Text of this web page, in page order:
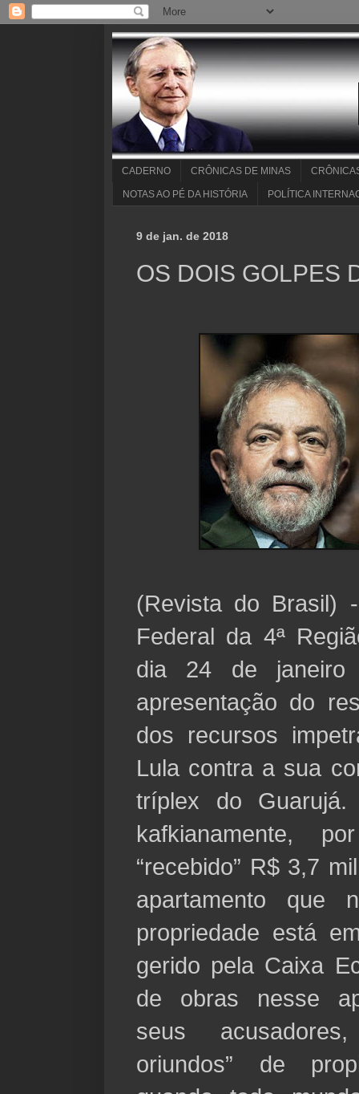
CADERNO CRÔNICAS DE MINAS
NOTAS AO PÉ DA HISTÓRIA POLÍTICA
9 de jan. de 2018
OS DOIS GOLPES
(Revista do Brasil)
Federal da 4ª
dia 24 de
apresentação do
dos recursos
Lula contra a sua
tríplex do
kafkianamente,
“recebido” R$ 3,7
apartamento
propriedade está
gerido pela Caixa
de obras nesse
seus
oriundos” de